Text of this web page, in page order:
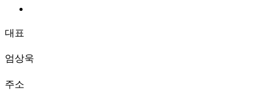
대표
엄상욱
주소